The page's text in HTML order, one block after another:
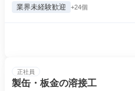
業界未経験歓迎 +24個
正社員
製缶・板金の溶接工